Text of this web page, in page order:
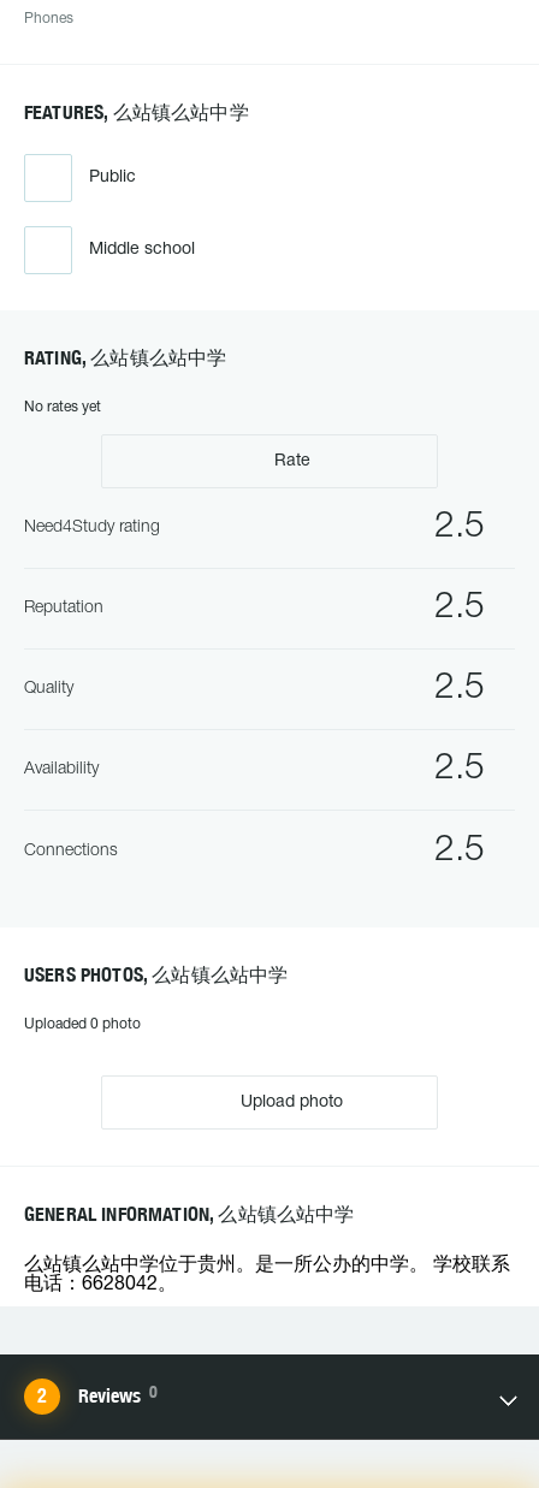
Phones
FEATURES, 么站镇么站中学
Public
Middle school
RATING, 么站镇么站中学
No rates yet
Rate
2.5
Need4Study rating
2.5
Reputation
2.5
Quality
2.5
Availability
2.5
Connections
USERS PHOTOS, 么站镇么站中学
Uploaded 0 photo
Upload photo
GENERAL INFORMATION, 么站镇么站中学
么站镇么站中学位于贵州。是一所公办的中学。 学校联系
电话：6628042。
Reviews 0